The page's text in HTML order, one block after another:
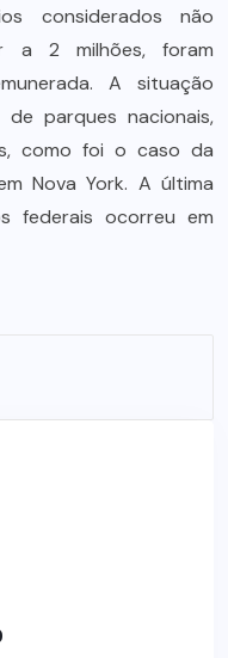
considerados não
a 2 milhões, foram
A situação
parques nacionais,
como foi o caso da
Nova York. A última
federais ocorreu em